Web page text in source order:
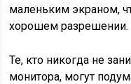
маленьким экраном,
хорошем разрешении.
Те, кто никогда не
монитора, могут